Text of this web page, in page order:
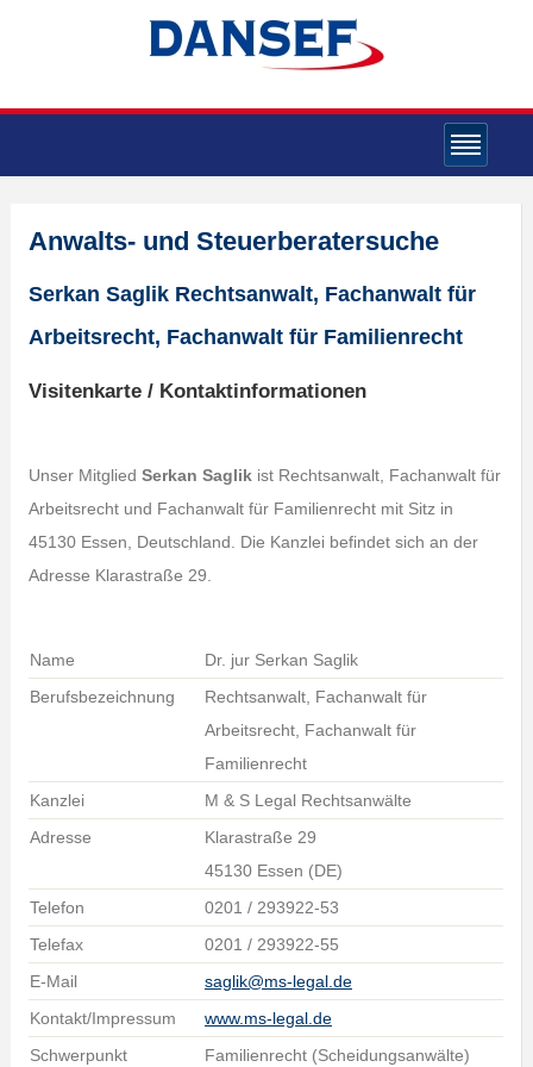
Anwalts- und Steuerberatersuche
Serkan Saglik Rechtsanwalt, Fachanwalt für
Arbeitsrecht, Fachanwalt für Familienrecht
Visitenkarte / Kontaktinformationen
Unser Mitglied Serkan Saglikist Rechtsanwalt, Fachanwalt für
Arbeitsrecht und Fachanwalt für Familienrecht mit Sitz in
45130 Essen, Deutschland. Die Kanzlei befindet sich an der
Adresse Klarastraße 29.
Name
Dr. jur Serkan Saglik
Berufsbezeichnung
Rechtsanwalt, Fachanwalt für
Arbeitsrecht, Fachanwalt für
Familienrecht
Kanzlei
M & S Legal Rechtsanwälte
Adresse
Klarastraße 29
45130 Essen (DE)
Telefon
0201 / 293922-53
Telefax
0201 / 293922-55
E-Mail
saglik@ms-legal.de
Kontakt/Impressum
www.ms-legal.de
Schwerpunkt
Familienrecht (Scheidungsanwälte)